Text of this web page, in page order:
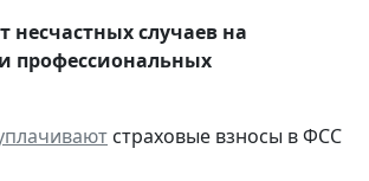
несчастных случаев на
профессиональных
страховые взносы в ФСС